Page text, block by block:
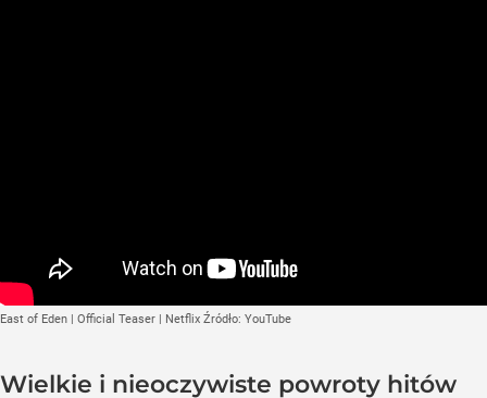
East of Eden | Official Teaser | Netflix Źródło: YouTube
Wielkie i nieoczywiste powroty hitów